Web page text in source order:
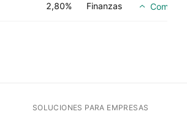
2,80% Finanzas Compra
SOLUCIONES PARA EMPRESAS